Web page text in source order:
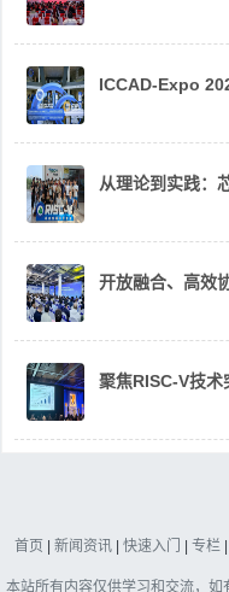
ICCAD-Expo
从理论到实践：
开放融合、高效
聚焦RISC-V技
首页 新闻资讯 快速入门 专栏
本站所有内容仅供学习和交流，